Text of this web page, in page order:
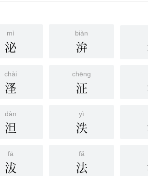
mì
泌
biàn
㳎
chài
㳗
chēng
泟
dàn
泹
yì
泆
fā
沷
fǎ
法